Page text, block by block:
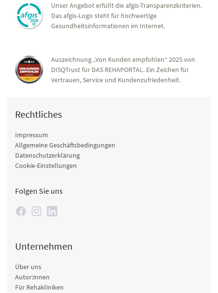
Unser Angebot erfüllt die afgis-Transparenzkriterien.
Das afgis-Logo steht für hochwertige
Gesundheitsinformationen im Internet.
Auszeichnung „Von Kunden empfohlen“ 2025 von
DISQTrust für DAS REHAPORTAL. Ein Zeichen für
Vertrauen, Service und Kundenzufriedenheit.
Rechtliches
Impressum
Allgemeine Geschäftsbedingungen
Datenschutzerklärung
Cookie-Einstellungen
Folgen Sie uns
Unternehmen
Über uns
Autor:innen
Für Rehakliniken